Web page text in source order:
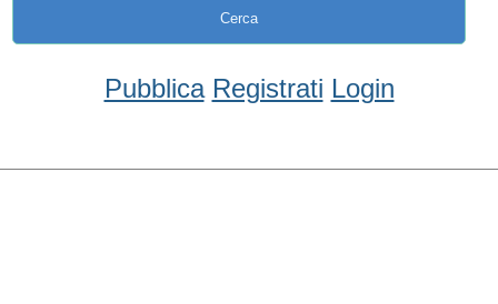
Pubblica Registrati Login
Condividi
Facebook
WhatsApp
TwitterEmail